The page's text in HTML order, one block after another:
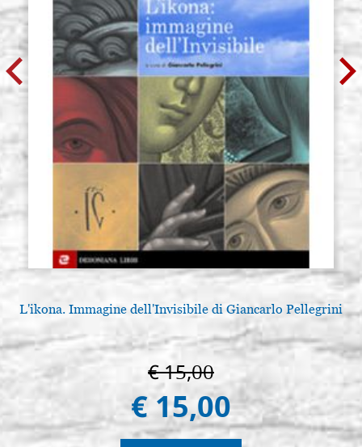
L'ikona. Immagine dell'Invisibile di Giancarlo Pellegrini
€ 15,00
€ 15,00